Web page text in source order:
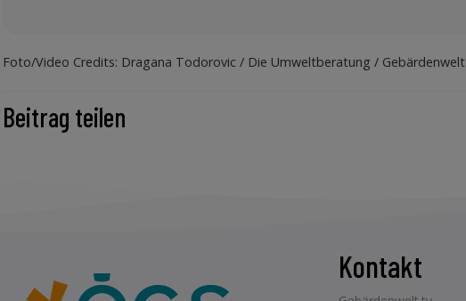
Foto/Video Credits: Dragana Todorovic / Die Umweltberatung / Gebärdenwelt
Beitrag teilen
Kontakt